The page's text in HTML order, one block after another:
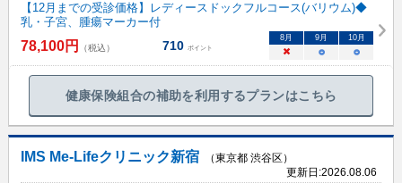
【12月までの受診価格】レディースドックフルコース(バリウム)◆
乳・子宮、腫瘍マーカー付
78,100円 （税込） 710 ポイント
8月 9月 10月
× ○ ○
健康保険組合の補助を利用するプランはこちら
IMS Me-Lifeクリニック新宿
（東京都 渋谷区）
更新日:2026.08.06